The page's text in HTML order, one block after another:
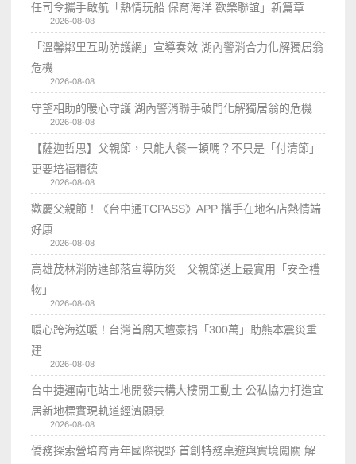
任司令攜手啟航「熱情玩船 保育海洋 歡樂聯誼」新篇章
2026-08-08
「溫馨鄰里互助防護網」宣導奏效 湖內警消合力化解獨居翁
危機
2026-08-08
守望相助的暖心守護 湖內警消聯手破門化解獨居翁的危機
2026-08-08
【薩迦哲思】父親節，只能大餐一頓嗎？不只是「付清節」
更要培福積德
2026-08-08
歡慶父親節！《台中通TCPASS》APP 攜手在地名店熱情端
好康
2026-08-08
高雄茂林消防進部落宣導防災 父親節送上最實用「安全禮
物」
2026-08-08
暖心跨海送暖！台灣首廟天壇豪捐「300萬」助熊本震災重
建
2026-08-08
台中捷運南屯站土地開發共構大樓開工動土 公私協力打造宜
居新地標實現軌道經濟願景
2026-08-08
僑務探索營培育青年國際視野 首創特務桌遊與實境闖關 解